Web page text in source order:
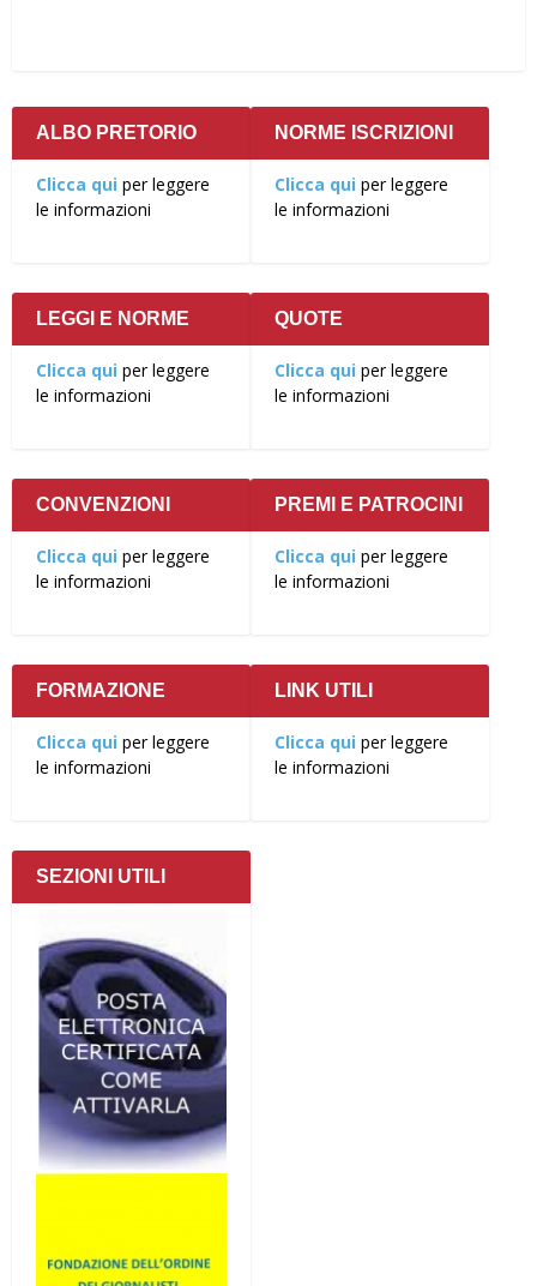
ALBO PRETORIO
Clicca qui per leggere
le informazioni
NORME ISCRIZIONI
Clicca qui per leggere
le informazioni
LEGGI E NORME
Clicca qui per leggere
le informazioni
QUOTE
Clicca qui per leggere
le informazioni
CONVENZIONI
Clicca qui per leggere
le informazioni
PREMI E PATROCINI
Clicca qui per leggere
le informazioni
FORMAZIONE
Clicca qui per leggere
le informazioni
LINK UTILI
Clicca qui per leggere
le informazioni
SEZIONI UTILI